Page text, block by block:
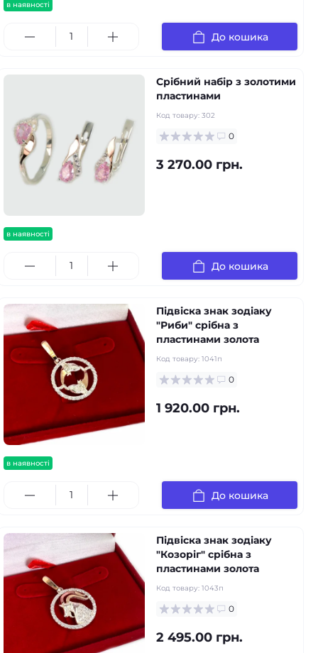
в наявності
До кошика
в наявності
Срібний набір з золотими
пластинами
Код товару: 302
0
3 270.00 грн.
До кошика
в наявності
Підвіска знак зодіаку
"Риби" срібна з
пластинами золота
Код товару: 1041п
0
1 920.00 грн.
До кошика
Підвіска знак зодіаку
"Козоріг" срібна з
пластинами золота
Код товару: 1043п
0
2 495.00 грн.